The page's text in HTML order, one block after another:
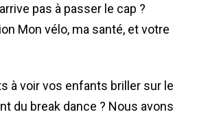
pas à passer le cap ?
Mon vélo, ma santé, et votre
à voir vos enfants briller sur le
du break dance ? Nous avons